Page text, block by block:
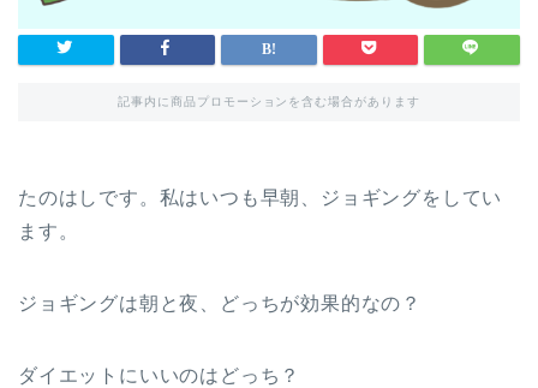
記事内に商品プロモーションを含む場合があります
たのはしです。私はいつも早朝、ジョギングをしてい
ます。
ジョギングは朝と夜、どっちが効果的なの？
ダイエットにいいのはどっち？